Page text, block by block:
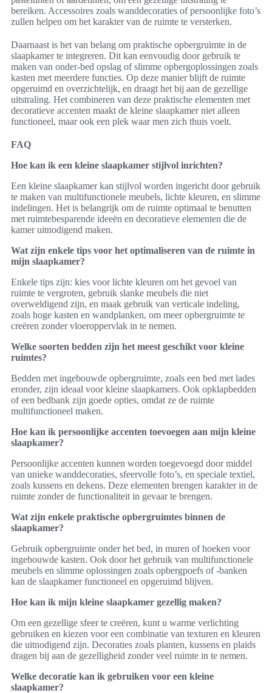
bereiken. Accessoires zoals wanddecoraties of persoonlijke foto’s
zullen helpen om het karakter van de ruimte te versterken.
Daarnaast is het van belang om praktische opbergruimte in de
slaapkamer te integreren. Dit kan eenvoudig door gebruik te
maken van onder-bed opslag of slimme opbergoplossingen zoals
kasten met meerdere functies. Op deze manier blijft de ruimte
opgeruimd en overzichtelijk, en draagt het bij aan de gezellige
uitstraling. Het combineren van deze praktische elementen met
decoratieve accenten maakt de kleine slaapkamer niet alleen
functioneel, maar ook een plek waar men zich thuis voelt.
FAQ
Hoe kan ik een kleine slaapkamer stijlvol inrichten?
Een kleine slaapkamer kan stijlvol worden ingericht door gebruik
te maken van multifunctionele meubels, lichte kleuren, en slimme
indelingen. Het is belangrijk om de ruimte optimaal te benutten
met ruimtebesparende ideeën en decoratieve elementen die de
kamer uitnodigend maken.
Wat zijn enkele tips voor het optimaliseren van de ruimte in
mijn slaapkamer?
Enkele tips zijn: kies voor lichte kleuren om het gevoel van
ruimte te vergroten, gebruik slanke meubels die niet
overweldigend zijn, en maak gebruik van verticale indeling,
zoals hoge kasten en wandplanken, om meer opbergruimte te
creëren zonder vloeroppervlak in te nemen.
Welke soorten bedden zijn het meest geschikt voor kleine
ruimtes?
Bedden met ingebouwde opbergruimte, zoals een bed met lades
eronder, zijn ideaal voor kleine slaapkamers. Ook opklapbedden
of een bedbank zijn goede opties, omdat ze de ruimte
multifunctioneel maken.
Hoe kan ik persoonlijke accenten toevoegen aan mijn kleine
slaapkamer?
Persoonlijke accenten kunnen worden toegevoegd door middel
van unieke wanddecoraties, sfeervolle foto’s, en speciale textiel,
zoals kussens en dekens. Deze elementen brengen karakter in de
ruimte zonder de functionaliteit in gevaar te brengen.
Wat zijn enkele praktische opbergruimtes binnen de
slaapkamer?
Gebruik opbergruimte onder het bed, in muren of hoeken voor
ingebouwde kasten. Ook door het gebruik van multifunctionele
meubels en slimme oplossingen zoals opbergpoefs of -banken
kan de slaapkamer functioneel en opgeruimd blijven.
Hoe kan ik mijn kleine slaapkamer gezellig maken?
Om een gezellige sfeer te creëren, kunt u warme verlichting
gebruiken en kiezen voor een combinatie van texturen en kleuren
die uitnodigend zijn. Decoraties zoals planten, kussens en plaids
dragen bij aan de gezelligheid zonder veel ruimte in te nemen.
Welke decoratie kan ik gebruiken voor een kleine
slaapkamer?